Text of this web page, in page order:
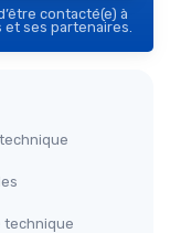
contacté(e) à
et ses partenaires.
technique